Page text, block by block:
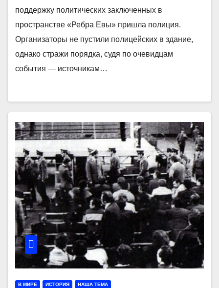
поддержку политических заключенных в
пространстве «Ребра Евы» пришла полиция.
Организаторы не пустили полицейских в здание,
однако стражи порядка, судя по очевидцам
события — источникам…
В МИРЕ ИСТОРИЯ НАША ТЕМА